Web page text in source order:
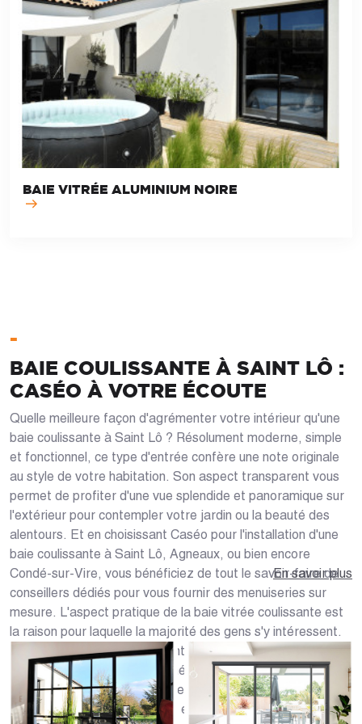
BAIE VITRÉE ALUMINIUM NOIRE
-
BAIE COULISSANTE À SAINT LÔ :
CASÉO À VOTRE ÉCOUTE
Quelle meilleure façon d'agrémenter votre intérieur qu'une
baie coulissante à Saint Lô ? Résolument moderne, simple
et fonctionnel, ce type d'entrée confère une note originale
au style de votre habitation. Son aspect transparent vous
permet de profiter d'une vue splendide et panoramique sur
l'extérieur pour contempler votre jardin ou la beauté des
alentours. Et en choisissant Caséo pour l'installation d'une
baie coulissante à Saint Lô, Agneaux, ou bien encore
Condé-sur-Vire, vous bénéficiez de tout le savoir-faire de
conseillers dédiés pour vous fournir des menuiseries sur
mesure. L'aspect pratique de la baie vitrée coulissante est
la raison pour laquelle la majorité des gens s'y intéressent.
Son fonctionnement et son entretien ne nécessitent pas de
gros efforts. En plus de l'esthétique indiscutable qu'elle
offre à votre logement, la baie coulissante se distingue par
son côté ultra-fonctionnel. En effet, grâce à sa surface
En savoir plus